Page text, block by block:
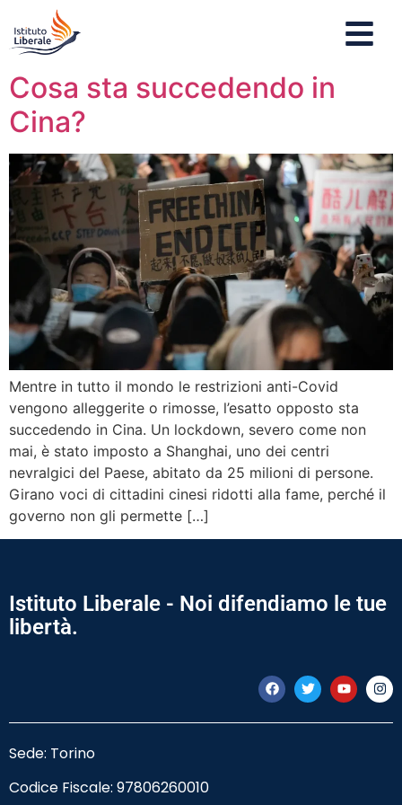
Cosa sta succedendo in
Cina?
Mentre in tutto il mondo le restrizioni anti-Covid
vengono alleggerite o rimosse, l’esatto opposto sta
succedendo in Cina. Un lockdown, severo come non
mai, è stato imposto a Shanghai, uno dei centri
nevralgici del Paese, abitato da 25 milioni di persone.
Girano voci di cittadini cinesi ridotti alla fame, perché il
governo non gli permette […]
Istituto Liberale - Noi difendiamo le tue
libertà.
Sede: Torino
Codice Fiscale: 97806260010